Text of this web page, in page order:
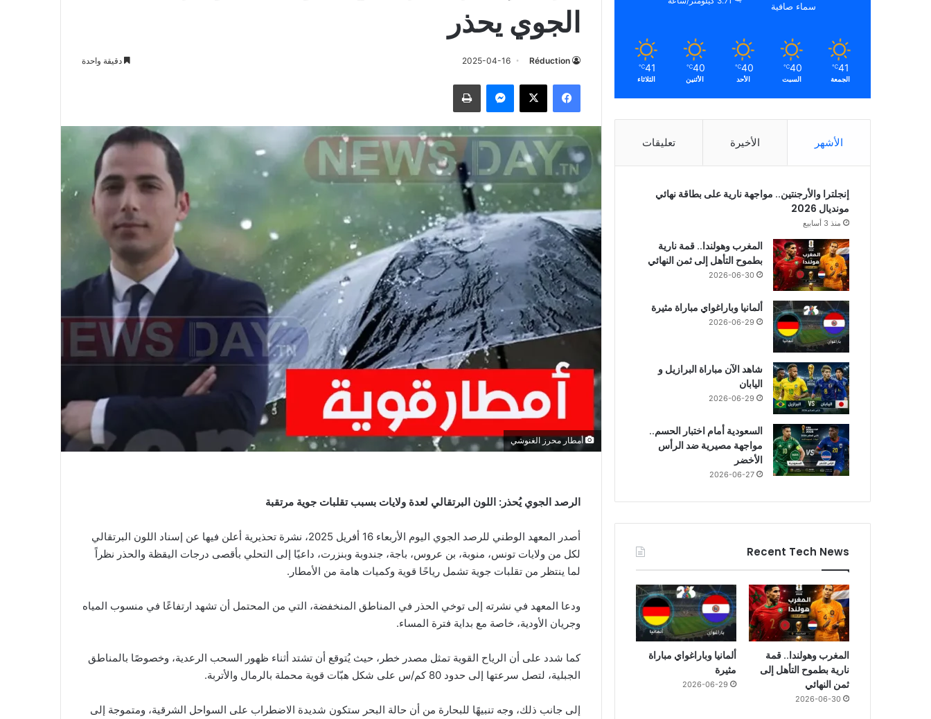
الجوي يحذر
Réduction
2025-04-16 دقيقة واحدة
فيسبوك ‫X ماسنجر طباعة
أمطار محرز الغنوشي
الرصد الجوي يُحذر: اللون البرتقالي لعدة ولايات بسبب تقلبات جوية مرتقبة
أصدر المعهد الوطني للرصد الجوي اليوم الأربعاء 16 أفريل 2025، نشرة تحذيرية أعلن فيها عن إسناد اللون البرتقالي
لكل من ولايات تونس، منوبة، بن عروس، باجة، جندوبة وبنزرت، داعيًا إلى التحلي بأقصى درجات اليقظة والحذر نظراً
لما ينتظر من تقلبات جوية تشمل رياحًا قوية وكميات هامة من الأمطار.
ودعا المعهد في نشرته إلى توخي الحذر في المناطق المنخفضة، التي من المحتمل أن تشهد ارتفاعًا في منسوب المياه
وجريان الأودية، خاصة مع بداية فترة المساء.
كما شدد على أن الرياح القوية تمثل مصدر خطر، حيث يُتوقع أن تشتد أثناء ظهور السحب الرعدية، وخصوصًا بالمناطق
الجبلية، لتصل سرعتها إلى حدود 80 كم/س على شكل هبّات قوية محملة بالرمال والأتربة.
إلى جانب ذلك، وجه تنبيهًا للبحارة من أن حالة البحر ستكون شديدة الاضطراب على السواحل الشرقية، ومتموجة إلى
سماء صافية
41
℃
الجمعة
40
℃
السبت
40
℃
الأحد
40
℃
الأثنين
41
℃
الثلاثاء
الأشهر الأخيرة تعليقات
إنجلترا والأرجنتين.. مواجهة نارية على بطاقة نهائي
مونديال 2026
منذ 3 أسابيع
المغرب وهولندا.. قمة نارية
بطموح التأهل إلى ثمن النهائي
2026-06-30
ألمانيا وباراغواي مباراة مثيرة
2026-06-29
شاهد الآن مباراة البرازيل و
اليابان
2026-06-29
السعودية أمام اختبار الحسم..
مواجهة مصيرية ضد الرأس
الأخضر
2026-06-27
Recent Tech News
المغرب وهولندا.. قمة
نارية بطموح التأهل إلى
ثمن النهائي
2026-06-30
ألمانيا وباراغواي مباراة
مثيرة
2026-06-29